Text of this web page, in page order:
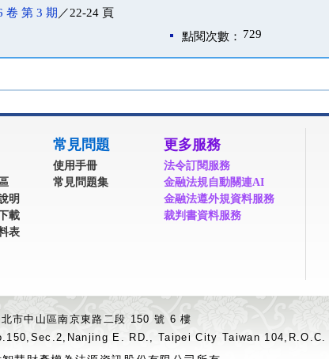
卷 第 3 期 ／22-24 頁
點閱次數： 729
明
載
表
常見問題
使用手冊
常見問題集
更多服務
法令訂閱服務
金融法規自動關連AI
金融法遵外規資料服務
裁判書資料服務
市中山區南京東路二段 150 號 6 樓
E. RD., Taipei City Taiwan 104,R.O.C.